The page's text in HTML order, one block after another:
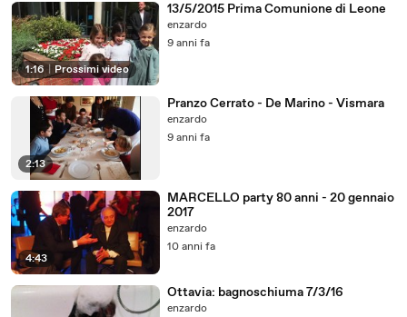
1:16 Prossimi video
13/5/2015 Prima Comunione di Leone
enzardo
9 anni fa
2:13
Pranzo Cerrato - De Marino - Vismara
enzardo
9 anni fa
4:43
MARCELLO party 80 anni - 20 gennaio
2017
enzardo
10 anni fa
Ottavia: bagnoschiuma 7/3/16
enzardo